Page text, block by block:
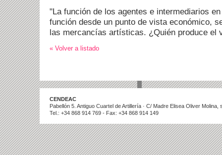
"La función de los agentes e intermediarios
función desde un punto de vista económico,
las mercancías artísticas. ¿Quién produce el
« Volver a listado
CENDEAC
Pabellón 5. Antiguo Cuartel de Artillería · C/ Madre Elisea Oliver
Tel.: +34 868 914 769 - Fax: +34 868 914 149